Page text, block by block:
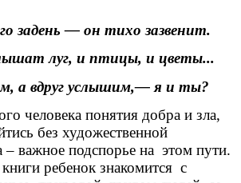
задень — он тихо зазвенит.
луг, и птицы, и цветы...
а вдруг услышим,— я и ты?
человека понятия добра и зла,
без художественной
важное подспорье на этом пути.
ребенок знакомится с